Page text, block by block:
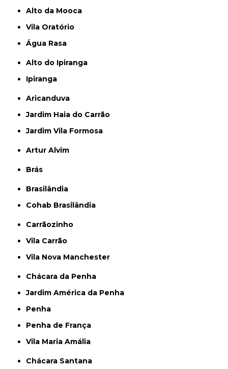
Alto da Mooca
Vila Oratório
Água Rasa
Alto do Ipiranga
Ipiranga
Aricanduva
Jardim Haia do Carrão
Jardim Vila Formosa
Artur Alvim
Brás
Brasilândia
Cohab Brasilândia
Carrãozinho
Vila Carrão
Vila Nova Manchester
Chácara da Penha
Jardim América da Penha
Penha
Penha de França
Vila Maria Amália
Chácara Santana